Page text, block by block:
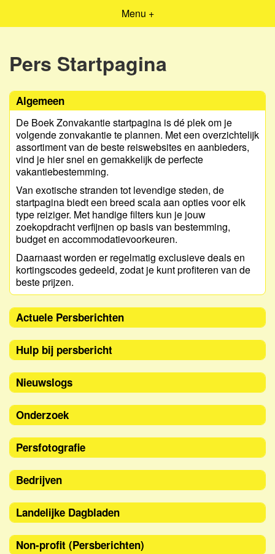
Menu +
Pers Startpagina
Algemeen
De Boek Zonvakantie startpagina is dé plek om je
volgende zonvakantie te plannen. Met een overzichtelijk
assortiment van de beste reiswebsites en aanbieders,
vind je hier snel en gemakkelijk de perfecte
vakantiebestemming.
Van exotische stranden tot levendige steden, de
startpagina biedt een breed scala aan opties voor elk
type reiziger. Met handige filters kun je jouw
zoekopdracht verfijnen op basis van bestemming,
budget en accommodatievoorkeuren.
Daarnaast worden er regelmatig exclusieve deals en
kortingscodes gedeeld, zodat je kunt profiteren van de
beste prijzen.
Actuele Persberichten
Hulp bij persbericht
Nieuwslogs
Onderzoek
Persfotografie
Bedrijven
Landelijke Dagbladen
Non-profit (Persberichten)